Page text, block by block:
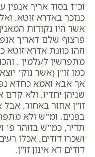
וכ”ז בסוד אריך
כנזכר באדרא זוטא.
אשר היו נקודות
פרצוף שלם דאריך
וזהו כוונת אדרא זוטא
מתפרשין לעלמין .
כמו זו”ן (אשר נוק’
אך אבא ואמא כחדא
שניהן יחדיו, ולא קדם
זו”ן אחור באחור,
בפנים. ומ”ש ולא
תדיר, כמ”ש בזוהר פ’
ושכרו דודים, אכלו
דודים דא אינון זו”ן.